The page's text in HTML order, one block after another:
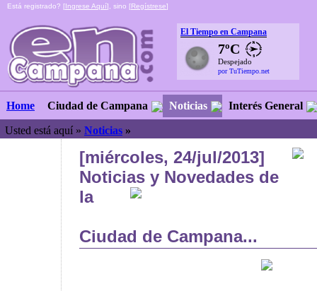
Está registrado? [Ingrese Aquí], sino [Regístrese]
El Tiempo en Campana
7ºC
Despejado
por TuTiempo.net
Home Ciudad de Campana Noticias Interés General
Usted está aquí » Noticias »
[miércoles, 24/jul/2013]
Noticias y Novedades de
la
Ciudad de Campana...